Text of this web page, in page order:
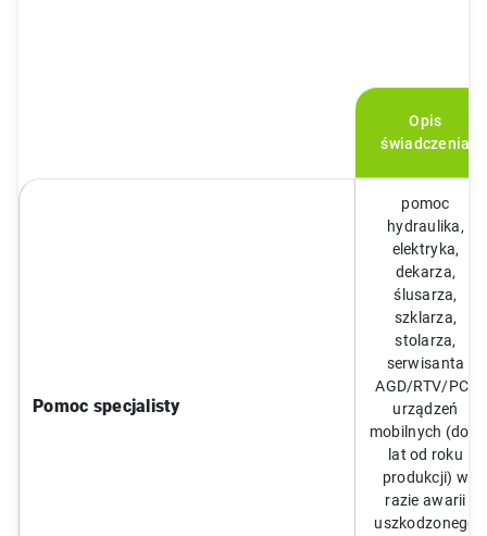
Opis
świadczenia
Pomoc specjalisty
pomoc
hydraulika,
elektryka,
dekarza,
ślusarza,
szklarza,
stolarza,
serwisanta
AGD/RTV/PC i
urządzeń
mobilnych (do 7
lat od roku
produkcji) w
razie awarii
uszkodzonego